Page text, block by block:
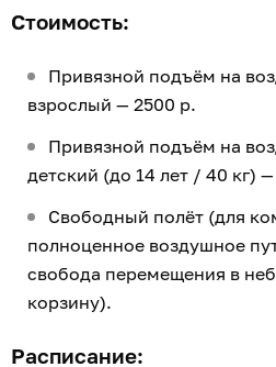
Стоимость:
Привязной подъём на
взрослый — 2500 р.
Привязной подъём на
детский (до 14 лет / 40 кг)
Свободный полёт (для
полноценное воздушное
свобода перемещения в
корзину).
Расписание: